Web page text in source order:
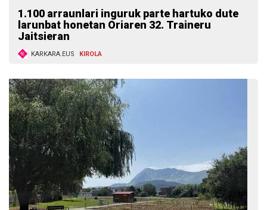
1.100 arraunlari inguruk parte hartuko dute
larunbat honetan Oriaren 32. Traineru
Jaitsieran
KARKARA.EUS KIROLA